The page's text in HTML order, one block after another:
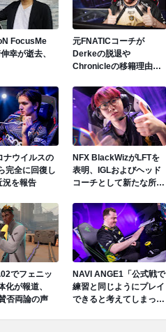
FocusMe
幸が逝去、
元FNATICコーチが
Derkeの脱退や
Chronicleの移籍理由を
金銭的理由ではない」
ナウイルスの
完全に回復し
況を報告
NFX BlackWizがLFTを
表明、IGLおよびヘッド
コーチとして新たな所属
でフェニッ
化が報道、
否両論の声
NAVI ANGE1「公式戦で
練習と同じようにプレイ
できると考えてしまっ